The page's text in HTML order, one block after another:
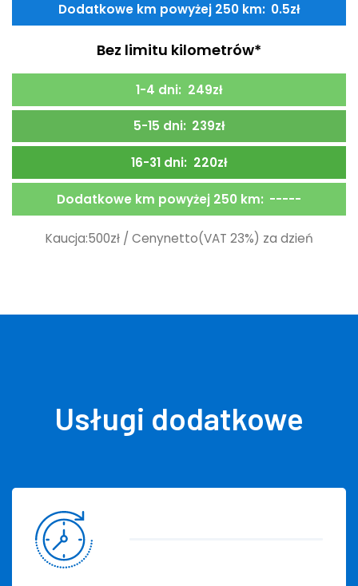
0.5zł
Bez limitu kilometrów*
249zł
239zł
220zł
-----
Kaucja:500zł / Cenynetto(VAT 23%) za dzień
Usługi dodatkowe